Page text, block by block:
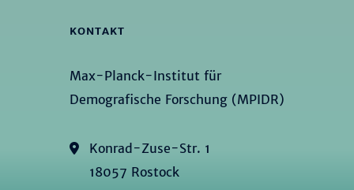
KONTAKT
Max-Planck-Institut für
Demografische Forschung (MPIDR)
Konrad-Zuse-Str. 1
18057 Rostock